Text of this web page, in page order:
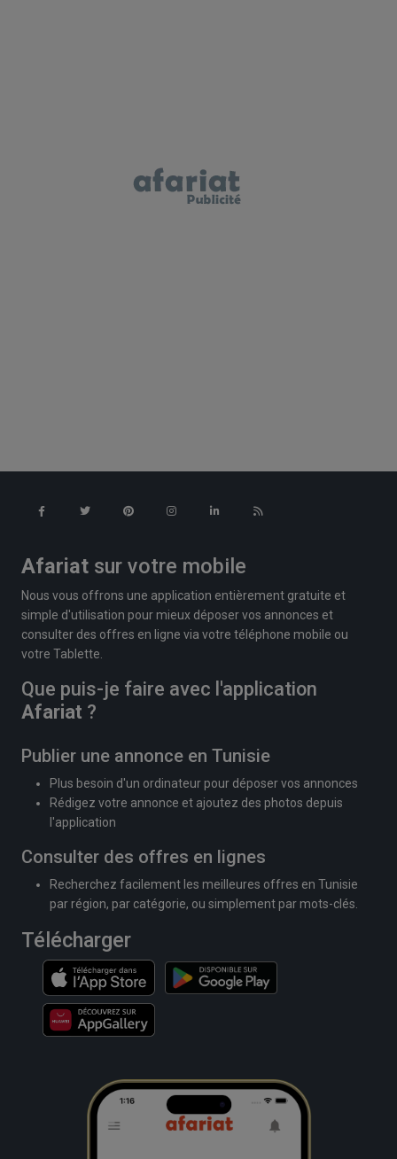
Afariat sur votre mobile
Nous vous offrons une application entièrement gratuite et
simple d'utilisation pour mieux déposer vos annonces et
consulter des offres en ligne via votre téléphone mobile ou
votre Tablette.
Que puis-je faire avec l'application
Afariat ?
Publier une annonce en Tunisie
Plus besoin d'un ordinateur pour déposer vos annonces
Rédigez votre annonce et ajoutez des photos depuis
l'application
Consulter des offres en lignes
Recherchez facilement les meilleures offres en Tunisie
par région, par catégorie, ou simplement par mots-clés.
Télécharger